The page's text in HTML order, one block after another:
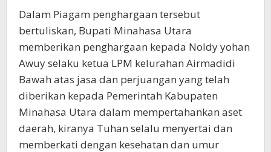
Dalam Piagam penghargaan tersebut
bertuliskan, Bupati Minahasa Utara
memberikan penghargaan kepada Noldy yohan
Awuy selaku ketua LPM kelurahan Airmadidi
Bawah atas jasa dan perjuangan yang telah
diberikan kepada Pemerintah Kabupaten
Minahasa Utara dalam mempertahankan aset
daerah, kiranya Tuhan selalu menyertai dan
memberkati dengan kesehatan dan umur